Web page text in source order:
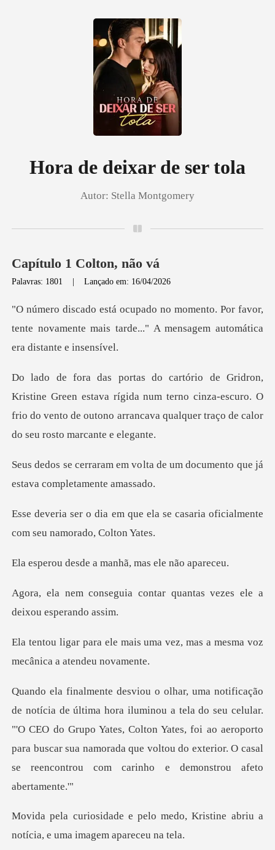
Histórico
Hora de deixar de ser tola
Autor: Stella Montgomery
Capítulo 1 Colton, não vá
Palavras: 1801 |Lançado em: 16/04/2026
or favor,
tente novamente mais tarde..." A m
estava rígida num terno cinza-escuro. O
frio do vento de outono ar
lta de um documento que já
e
ela se casaria oficialmente
co
e a manhã, mas e
contar quantas vezes ele
is uma vez, mas a mesma voz
a do seu celular.
"'O CEO do Grupo Yates, Colton Yates, foi ao aeroporto
para buscar sua namora
medo, Kristine abriu a
notícia,